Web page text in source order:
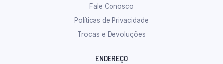
Fale Conosco
Políticas de Privacidade
Trocas e Devoluções
ENDEREÇO